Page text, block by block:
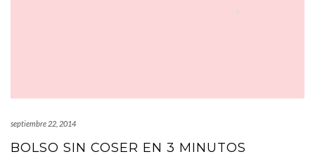
septiembre 22, 2014
BOLSO SIN COSER EN 3 MINUTOS